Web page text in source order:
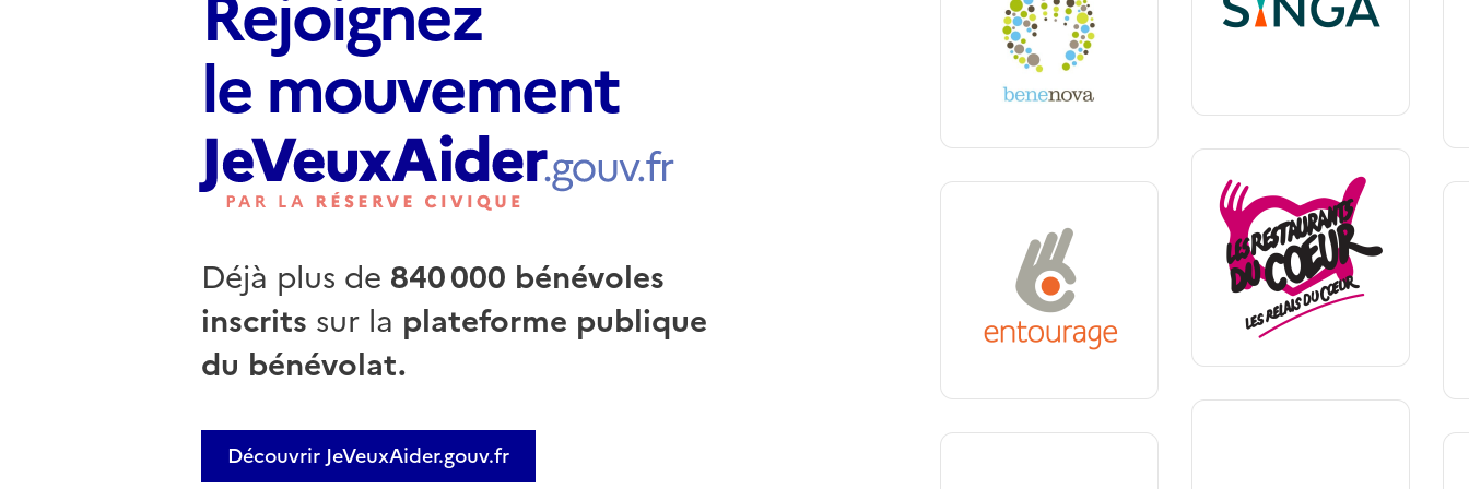
le mouvement
Déjà plus de 840 000 bénévoles
inscrits sur la plateforme publique
du bénévolat.
Découvrir JeVeuxAider.gouv.fr